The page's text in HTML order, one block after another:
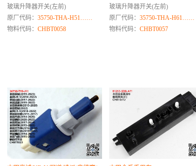
玻璃升降器开关(左前)
原厂代码： 35750-THA-H51……
物料代码： CHBT0058
玻璃升降器开关(左前)
原厂代码： 35750-THA-H61……
物料代码： CHBT0057